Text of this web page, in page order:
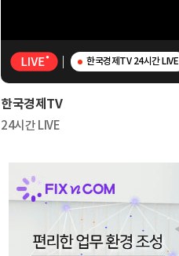
한국경제TV 24시간 LIVE
한국경제TV
24시간 LIVE